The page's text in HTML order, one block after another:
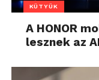
KÜTYÜK
A HONOR
lesznek az